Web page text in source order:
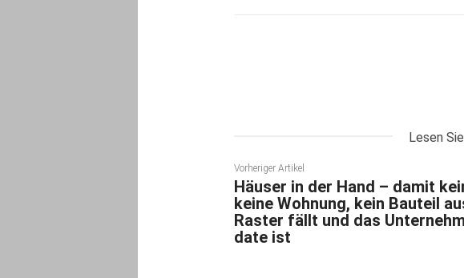
Lesen
Vorheriger Artikel
Häuser in der Hand – damit
keine Wohnung, kein Bauteil
Raster fällt und das
date ist